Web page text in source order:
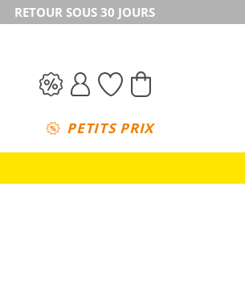
RETOUR SOUS 30 JOURS
PETITS PRIX